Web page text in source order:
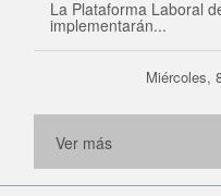
La Plataforma Laboral
implementarán...
Miércoles,
Ver más